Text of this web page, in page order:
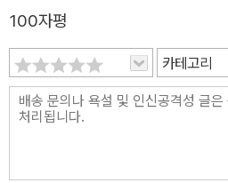
100자평
카테고리